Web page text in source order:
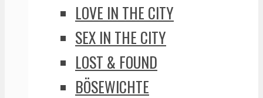
LOVE IN THE CITY
SEX IN THE CITY
LOST & FOUND
BÖSEWICHTE